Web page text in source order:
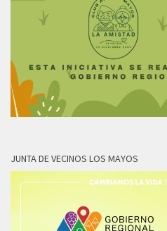
JUNTA DE VECINOS LOS MAYOS